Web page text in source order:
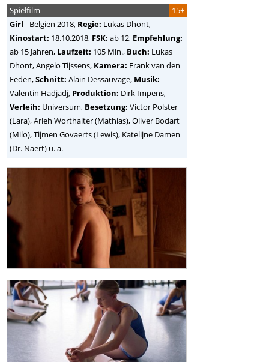
15+
Spielfilm
Girl - Belgien 2018, Regie: Lukas Dhont,
Kinostart: 18.10.2018, FSK: ab 12, Empfehlung:
ab 15 Jahren, Laufzeit: 105 Min., Buch: Lukas
Dhont, Angelo Tijssens, Kamera: Frank van den
Eeden,Schnitt: Alain Dessauvage, Musik:
Valentin Hadjadj, Produktion: Dirk Impens,
Verleih: Universum, Besetzung: Victor Polster
(Lara), Arieh Worthalter (Mathias), Oliver Bodart
(Milo), Tijmen Govaerts (Lewis), Katelijne Damen
(Dr. Naert) u. a.